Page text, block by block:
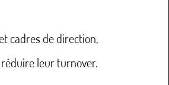
cadres de direction,
leur turnover.